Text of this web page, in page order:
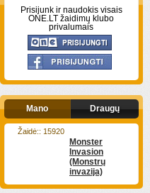
Prisijunk ir naudokis visais
ONE.LT žaidimų klubo
privalumais
Mano Draugų
Monster
Invasion
(Monstrų
invazija)
Žaidė:: 15920